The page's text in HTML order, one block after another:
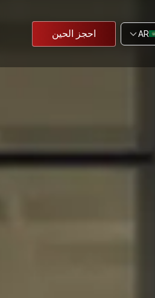
AR احجز الحين